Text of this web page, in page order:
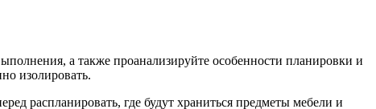
а также проанализируйте особенности планировки и
изолировать.
распланировать, где будут храниться предметы мебели и